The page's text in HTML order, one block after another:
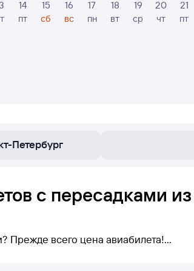
14
пт
15
сб
16
вс
17
пн
18
вт
19
ср
20
чт
21
пт
Петербург
с пересадками
Прежде всего цена авиабилета!